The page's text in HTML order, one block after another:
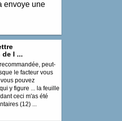
de l ...
peut-
le facteur vous
pouvez
y figure ... la feuille
ceci m'as été
(12) ...